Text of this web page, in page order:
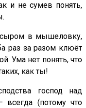
и не сумев понять,
сыром в мышеловку,
раз за разом клюёт
Ума нет понять, что
как ты!
господ над
(потому что